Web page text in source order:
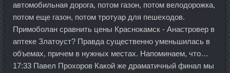
автомобильная дорога, потом газон, потом велодорожка,
потом еще газон, потом тротуар для пешеходов.
Примоболан сравнить цены Краснокамск - Анастровер в
аптеке Златоуст? Правда существенно уменьшилась в
объемах, причем в нужных местах. Напоминаем, что…
17:33 Павел Прохоров Какой же драматичный финал мы